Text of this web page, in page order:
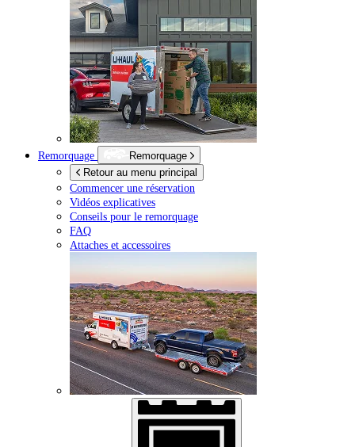
Remorquage
Remorquage
Retour au menu principal
Commencer une réservation
Vidéos explicatives
Conseils pour le remorquage
FAQ
Attaches et accessoires